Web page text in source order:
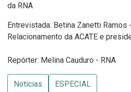
da RNA
Entrevistada: Betina Zanetti
Relacionamento da ACATE e
Repórter: Melina Cauduro - RNA
Notícias ESPECIAL